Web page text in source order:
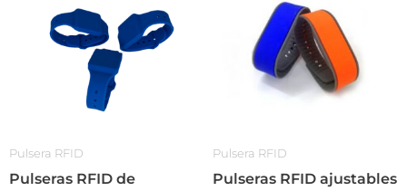
Pulsera RFID
Pulseras RFID de
Pulsera RFID
Pulseras RFID ajustables